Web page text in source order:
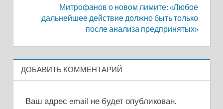
Митрофанов о новом лимите: «Любое
дальнейшее действие должно быть только
после анализа предпринятых»
ДОБАВИТЬ КОММЕНТАРИЙ
Ваш адрес email не будет опубликован.